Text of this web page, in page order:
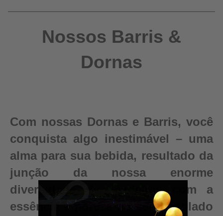
Nossos Barris &
Dornas
Com nossas Dornas e Barris, você
conquista algo inestimável – uma
alma para sua bebida, resultado da
junção da nossa enorme
diversidade de madeiras com a
essência e pureza do seu destilado